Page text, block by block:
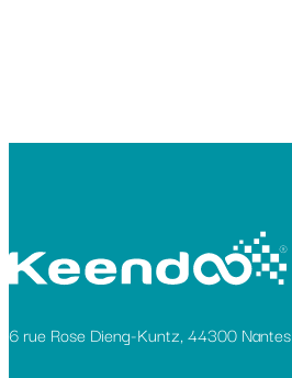
6 rue Rose Dieng-Kuntz, 44300 Nantes